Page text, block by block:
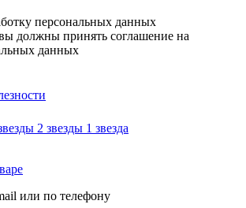
персональных данных
должны принять соглашение на
данных
2 звезды 1 звезда
или по телефону